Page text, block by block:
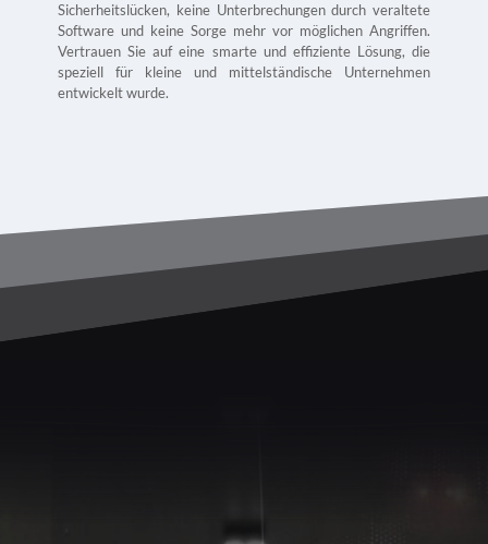
Sicherheitslücken, keine Unterbrechungen durch veraltete
Software und keine Sorge mehr vor möglichen Angriffen.
Vertrauen Sie auf eine smarte und effiziente Lösung, die
speziell für kleine und mittelständische Unternehmen
entwickelt wurde.